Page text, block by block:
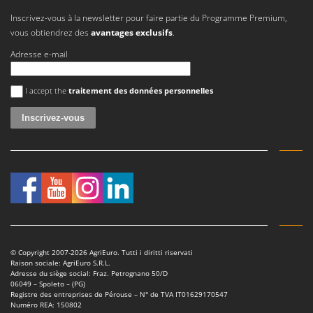
Tondeuses débroussailleuses thermiques
Trancheuses de sol
Transpalettes
Treuils de débardage
Tronçonneuses
Vêtements de Sécurité
Vibroculteurs à tracteur
Landxcape
LAR Casalinghi
Linea VZ
Lisam
M
M.A.I.BO.
Macom
MAMMAMIA
Marcato
Marina Systems
Inscrivez-vous à la newsletter pour faire partie du Programme Premium,
vous obtiendrez des avantages exclusifs.
Adresse e-mail
Une erreur est survenue
I accept the traitement des données personnelles
© Copyright 2007-2026 AgriEuro. Tutti i diritti riservati
Raison sociale: AgriEuro S.R.L.
Adresse du siège social: Fraz. Petrognano 50/D
06049 – Spoleto – (PG)
Registre des entreprises de Pérouse – N° de TVA IT01629170547
Numéro REA: 150802